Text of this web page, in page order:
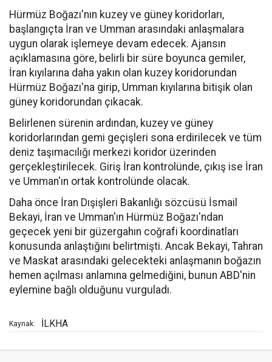
Hürmüz Boğazı'nın kuzey ve güney koridorları,
başlangıçta İran ve Umman arasındaki anlaşmalara
uygun olarak işlemeye devam edecek. Ajansın
açıklamasına göre, belirli bir süre boyunca gemiler,
İran kıyılarına daha yakın olan kuzey koridorundan
Hürmüz Boğazı'na girip, Umman kıyılarına bitişik olan
güney koridorundan çıkacak.
Belirlenen sürenin ardından, kuzey ve güney
koridorlarından gemi geçişleri sona erdirilecek ve tüm
deniz taşımacılığı merkezi koridor üzerinden
gerçekleştirilecek. Giriş İran kontrolünde, çıkış ise İran
ve Umman'ın ortak kontrolünde olacak.
Daha önce İran Dışişleri Bakanlığı sözcüsü İsmail
Bekayi, İran ve Umman'ın Hürmüz Boğazı'ndan
geçecek yeni bir güzergahın coğrafi koordinatları
konusunda anlaştığını belirtmişti. Ancak Bekayi, Tahran
ve Maskat arasındaki gelecekteki anlaşmanın boğazın
hemen açılması anlamına gelmediğini, bunun ABD'nin
eylemine bağlı olduğunu vurguladı.
Kaynak: İLKHA